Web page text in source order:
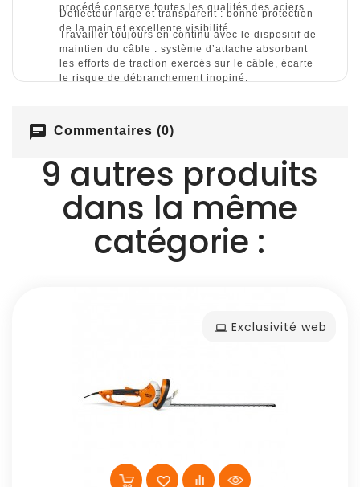
procédé conserve toutes les qualités des aciers.
Déflecteur large et transparent : bonne protection
de la main et excellente visibilité.
Travailler toujours en continu avec le dispositif de
maintien du câble : système d’attache absorbant
les efforts de traction exercés sur le câble, écarte
le risque de débranchement inopiné.
chat Commentaires (0)
9 autres produits
dans la même
catégorie :
Exclusivité web